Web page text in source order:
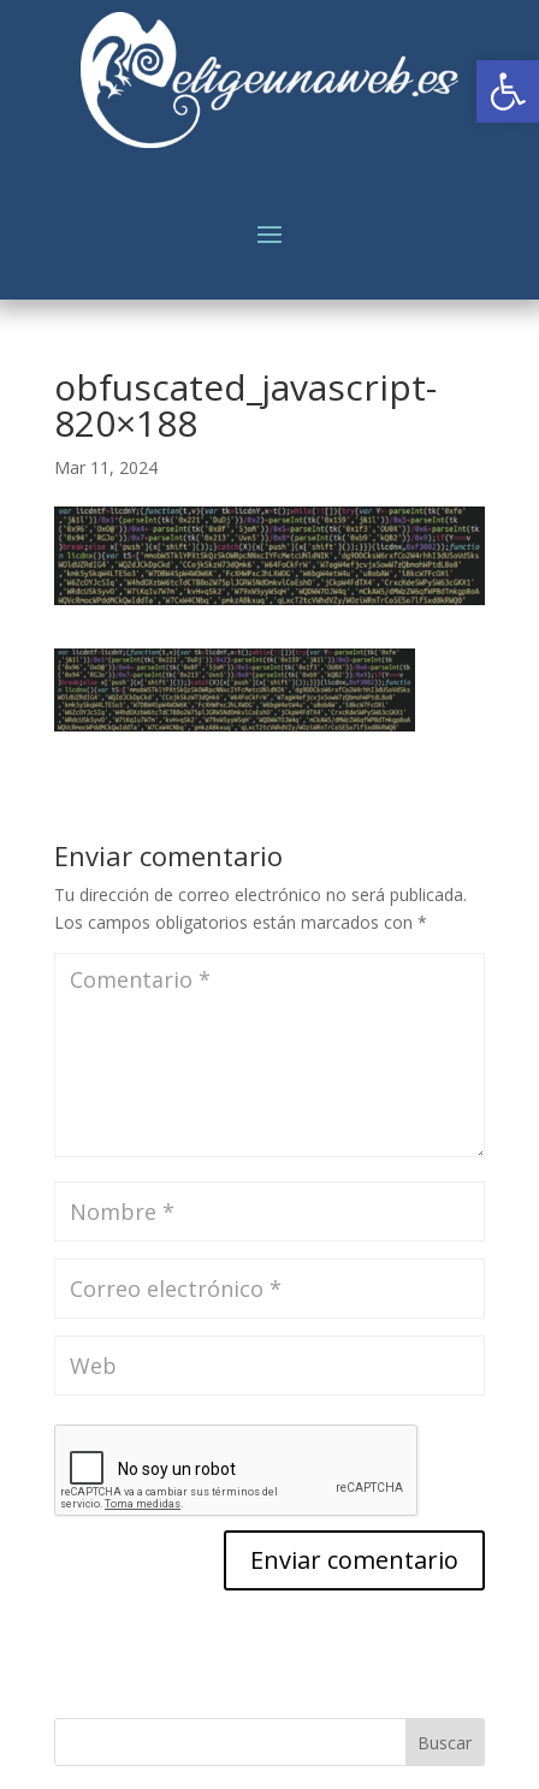
obfuscated_javascript-
820×188
Mar 11, 2024
Enviar comentario
Tu dirección de correo electrónico no será publicada.
Los campos obligatorios están marcados con *